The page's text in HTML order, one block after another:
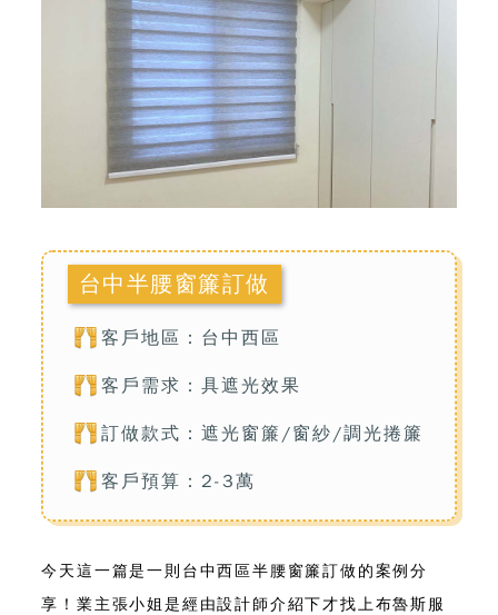
台中半腰窗簾訂做
客戶地區：台中西區
客戶需求：具遮光效果
訂做款式：遮光窗簾/窗紗/調光捲簾
客戶預算：2-3萬
今天這一篇是一則 台中西區半腰窗簾訂做的案例分
享！業主張小姐是經由設計師介紹下才找上布魯斯服